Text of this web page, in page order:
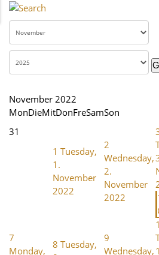
November 2022
MonDieMitDonFreSamSon
31
1 Tuesday,
1.
November
2022
2
Wednesday,
2.
November
2022
7
Monday,
8 Tuesday,
9
Wednesday,